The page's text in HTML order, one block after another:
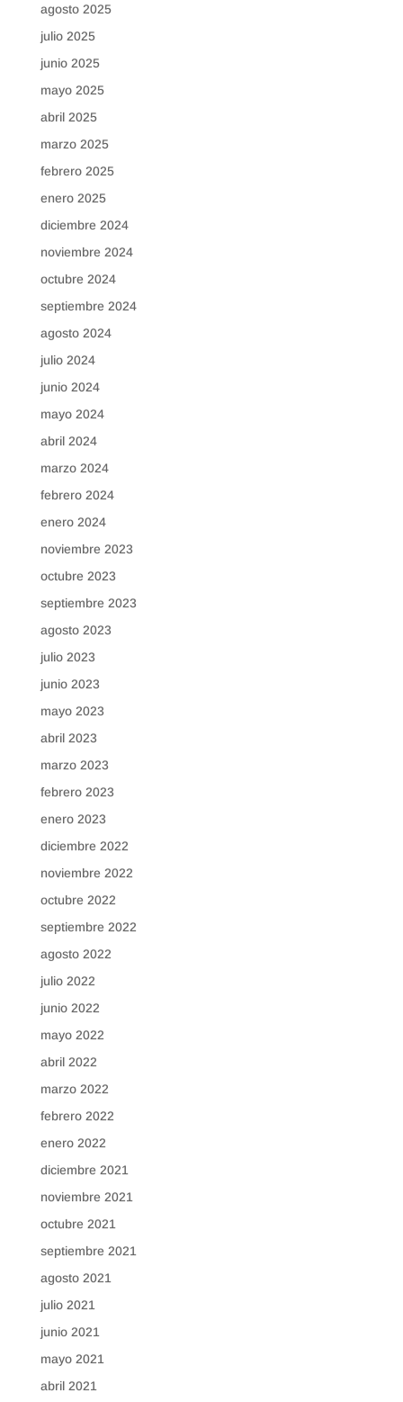
agosto 2025
julio 2025
junio 2025
mayo 2025
abril 2025
marzo 2025
febrero 2025
enero 2025
diciembre 2024
noviembre 2024
octubre 2024
septiembre 2024
agosto 2024
julio 2024
junio 2024
mayo 2024
abril 2024
marzo 2024
febrero 2024
enero 2024
noviembre 2023
octubre 2023
septiembre 2023
agosto 2023
julio 2023
junio 2023
mayo 2023
abril 2023
marzo 2023
febrero 2023
enero 2023
diciembre 2022
noviembre 2022
octubre 2022
septiembre 2022
agosto 2022
julio 2022
junio 2022
mayo 2022
abril 2022
marzo 2022
febrero 2022
enero 2022
diciembre 2021
noviembre 2021
octubre 2021
septiembre 2021
agosto 2021
julio 2021
junio 2021
mayo 2021
abril 2021